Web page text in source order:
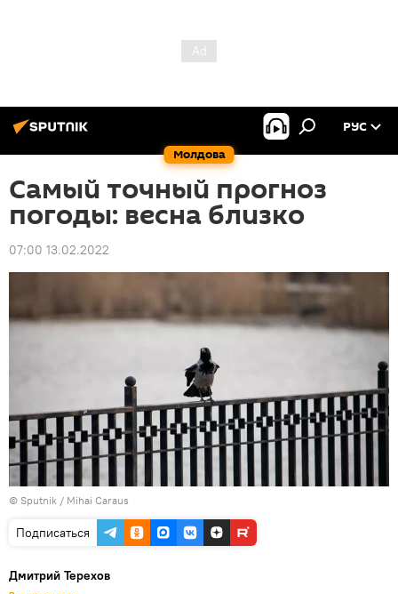
Молдова
РУС
Самый точный прогноз
погоды: весна близко
07:00 13.02.2022
© Sputnik / Mihai Caraus
Подписаться
Дмитрий Терехов